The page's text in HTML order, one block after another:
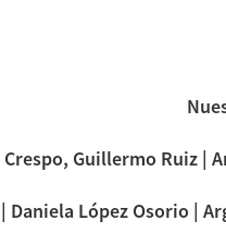
Crespo, Guillermo Ruiz |
Daniela López Osorio |